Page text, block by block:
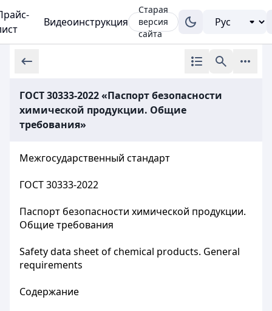
Видеоинструкция
Старая
версия
сайта
ГОСТ 30333-2022 «Паспорт безопасности
химической продукции. Общие
требования»
Межгосударственный стандарт
ГОСТ 30333-2022
Паспорт безопасности химической продукции.
Общиетребования
Safety data sheet of chemical products. General
requirements
Содержание